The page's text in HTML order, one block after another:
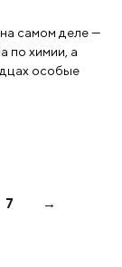
на самом деле —
по химии, а
особые
7 →